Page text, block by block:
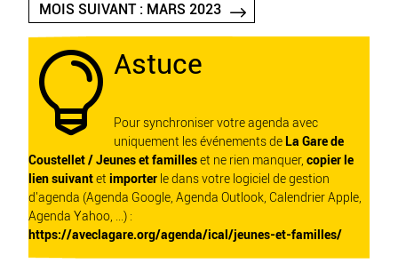
MOIS SUIVANT : MARS 2023
 Astuce
Pour synchroniser votre agenda avec
uniquement les événements de La Gare de
Coustellet / Jeunes et familleset ne rien manquer, copier le
lien suivantet importer le dans votre logiciel de gestion
d'agenda (Agenda Google, Agenda Outlook, Calendrier Apple,
Agenda Yahoo, ...) :
https://aveclagare.org/agenda/ical/jeunes-et-familles/